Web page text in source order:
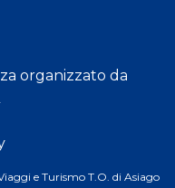
organizzato da
e Turismo T.O. di Asiago